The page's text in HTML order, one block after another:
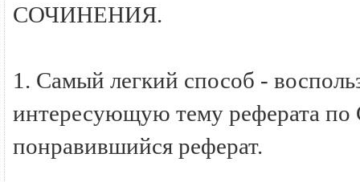
СОЧИНЕНИЯ.
1. Самый легкий способ -
интересующую тему реферата
понравившийся реферат.